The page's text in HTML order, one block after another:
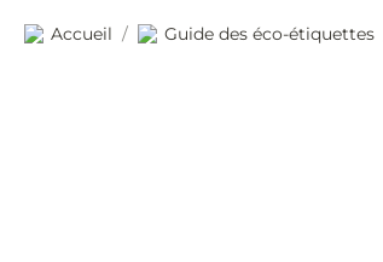
Accueil / Guide des éco-étiquettes